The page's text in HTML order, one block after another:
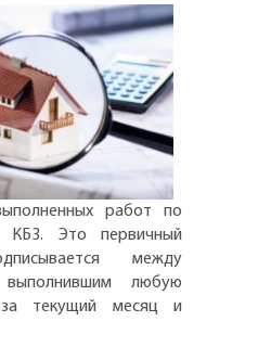
работ по
Это первичный
между
выполнившим любую
текущий месяц и